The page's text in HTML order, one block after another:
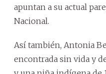
apuntan a su actual
Nacional.
Así también, Antonia
encontrada sin vida y